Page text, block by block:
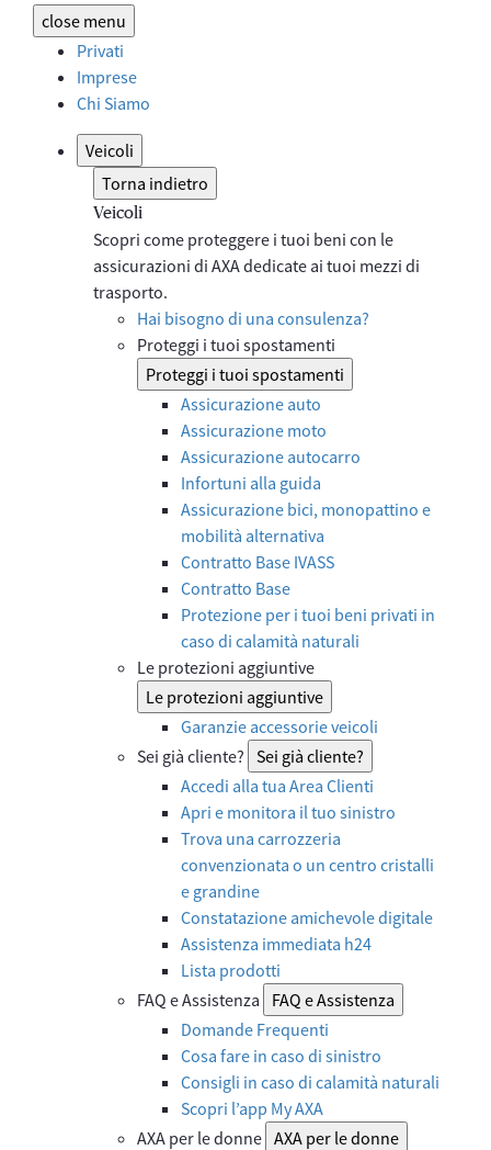
close menu
Privati
Imprese
Chi Siamo
Veicoli
Torna indietro
Veicoli
Scopri come proteggere i tuoi beni con le
assicurazioni di AXA dedicate ai tuoi mezzi di
trasporto.
Hai bisogno di una consulenza?
Proteggi i tuoi spostamenti
Proteggi i tuoi spostamenti
Assicurazione auto
Assicurazione moto
Assicurazione autocarro
Infortuni alla guida
Assicurazione bici, monopattino e
mobilità alternativa
Contratto Base IVASS
Contratto Base
Protezione per i tuoi beni privati in
caso di calamità naturali
Le protezioni aggiuntive
Le protezioni aggiuntive
Garanzie accessorie veicoli
Sei già cliente? Sei già cliente?
Accedi alla tua Area Clienti
Apri e monitora il tuo sinistro
Trova una carrozzeria
convenzionata o un centro cristalli
e grandine
Constatazione amichevole digitale
Assistenza immediata h24
Lista prodotti
FAQ e Assistenza
FAQ e Assistenza
Domande Frequenti
Cosa fare in caso di sinistro
Consigli in caso di calamità naturali
Scopri l’app My AXA
AXA per le donne AXA per le donne